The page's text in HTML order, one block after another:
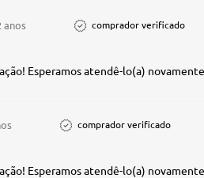
anos comprador verificado
Esperamos atendê-lo(a)
comprador verificado
Esperamos atendê-lo(a)